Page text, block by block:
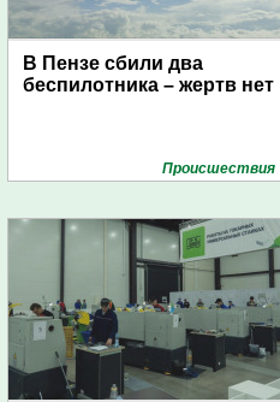
В Пензе сбили два
беспилотника – жертв нет
Проиcшествия